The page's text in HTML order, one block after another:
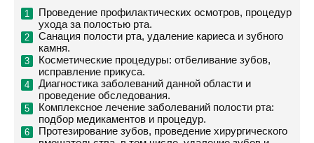
Проведение профилактических осмотров, процедур
ухода за полостью рта.
Санация полости рта, удаление кариеса и зубного
камня.
Косметические процедуры: отбеливание зубов,
исправление прикуса.
Диагностика заболеваний данной области и
проведение обследования.
Комплексное лечение заболеваний полости рта:
подбор медикаментов и процедур.
Протезирование зубов, проведение хирургического